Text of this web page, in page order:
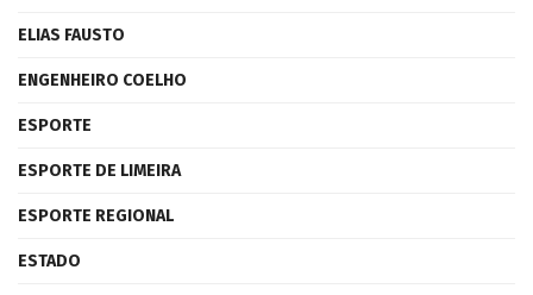
ELIAS FAUSTO
ENGENHEIRO COELHO
ESPORTE
ESPORTE DE LIMEIRA
ESPORTE REGIONAL
ESTADO